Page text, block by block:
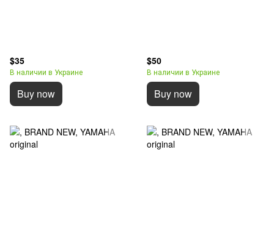
$35
В наличии в Украине
Buy now
$50
В наличии в Украине
Buy now